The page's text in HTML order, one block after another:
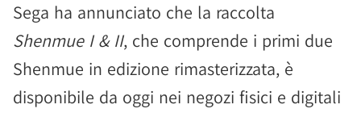
Sega ha annunciato che la raccolta
Shenmue I & II, che comprende i primi due
Shenmue in edizione rimasterizzata, è
disponibile da oggi nei negozi fisici e digitali